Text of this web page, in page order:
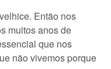
Então nos
muitos anos de
que nos
não vivemos porque